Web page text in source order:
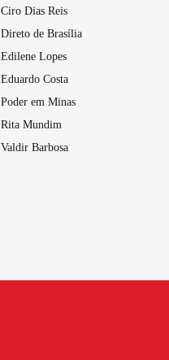
Ciro Dias Reis
Direto de Brasília
Edilene Lopes
Eduardo Costa
Poder em Minas
Rita Mundim
Valdir Barbosa